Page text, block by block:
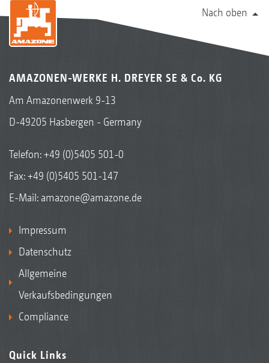
Nach oben
AMAZONEN-WERKE H. DREYER SE & Co. KG
Am Amazonenwerk 9-13
D-49205 Hasbergen - Germany
Telefon:+49 (0)5405 501-0
Fax: +49 (0)5405 501-147
E-Mail: amazone@amazone.de
Impressum
Datenschutz
Allgemeine
Verkaufsbedingungen
Compliance
Quick Links